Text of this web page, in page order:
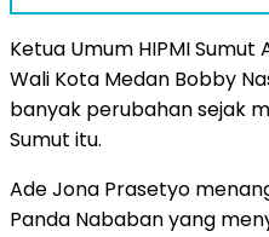
Ketua Umum HIPMI
Wali Kota Medan Bobby
banyak perubahan sejak
Sumut itu.
Ade Jona Prasetyo
Panda Nababan yang